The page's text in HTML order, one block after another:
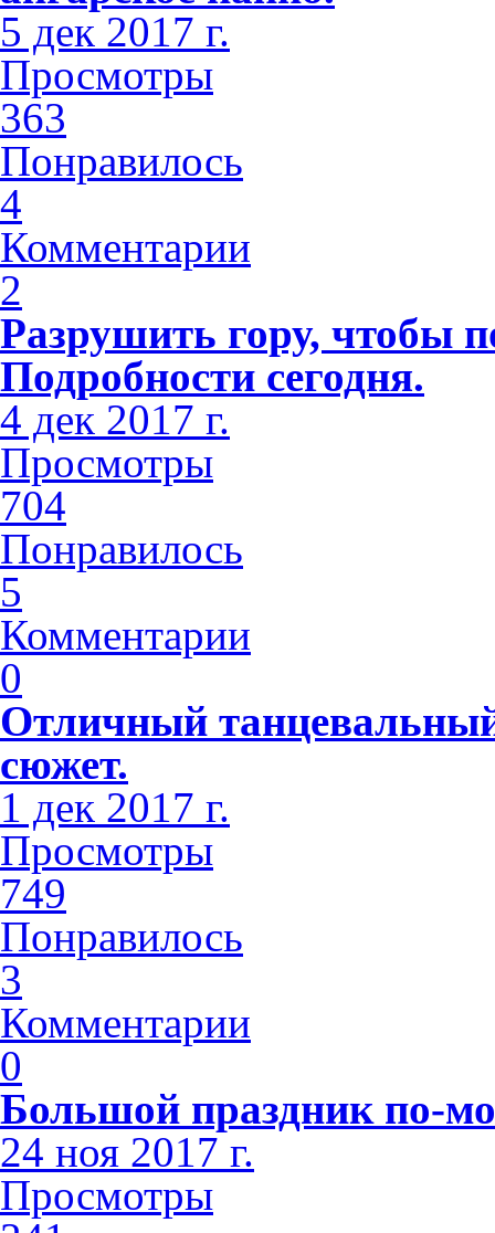
5 дек 2017 г.
Просмотры
363
Понравилось
4
Комментарии
2
Разрушить гору, чтобы
Подробности сегодня.
4 дек 2017 г.
Просмотры
704
Понравилось
5
Комментарии
0
Отличный
сюжет.
1 дек 2017 г.
Просмотры
749
Понравилось
3
Комментарии
0
Большой праздник по-
24 ноя 2017 г.
Просмотры